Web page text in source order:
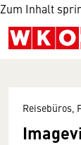
Zum Inhalt
Reisebüros,